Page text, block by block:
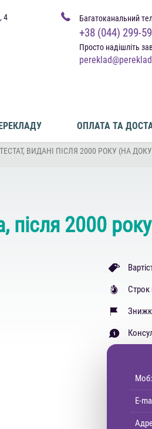
4 Багатоканальний
+38 (044) 299-
Просто надішліть
ОПЛАТА ТА
ВИДАНІ ПІСЛЯ 2000 РОКУ (НА
2000
Строк
Моб:
E-